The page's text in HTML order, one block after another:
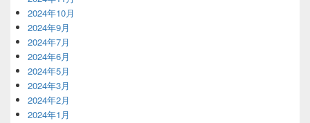
2024年10月
2024年9月
2024年7月
2024年6月
2024年5月
2024年3月
2024年2月
2024年1月